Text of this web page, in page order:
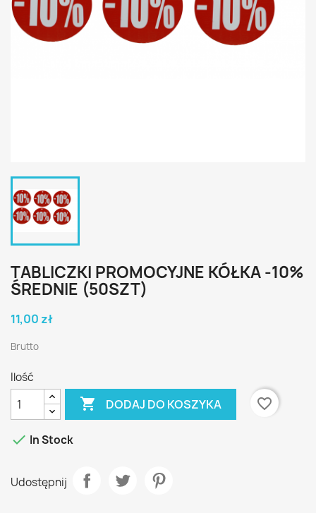
TABLICZKI PROMOCYJNE KÓŁKA -10%
ŚREDNIE (50SZT)
11,00 zł
Brutto
Ilość
 DODAJ DO KOSZYKA favorite_border
 In Stock
Udostępnij